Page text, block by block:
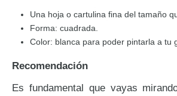
Una hoja o cartulina fina del tamaño
Forma: cuadrada.
Color: blanca para poder pintarla a tu
Recomendación
Es fundamental que vayas